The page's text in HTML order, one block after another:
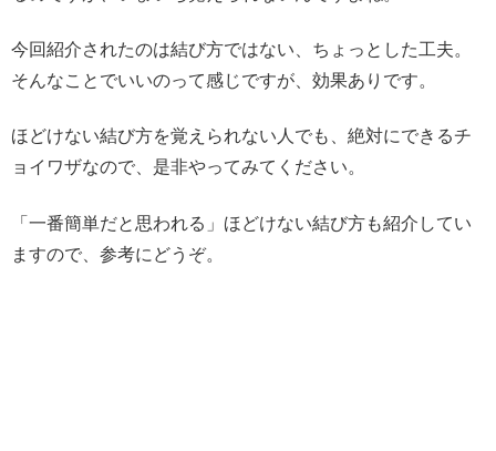
今回紹介されたのは結び方ではない、ちょっとした工夫。
そんなことでいいのって感じですが、効果ありです。
ほどけない結び方を覚えられない人でも、絶対にできるチ
ョイワザなので、是非やってみてください。
「一番簡単だと思われる」 ほどけない結び方も紹介してい
ますので、参考にどうぞ。